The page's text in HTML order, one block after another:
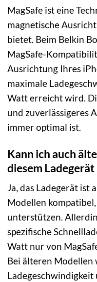
MagSafe ist eine
magnetische
bietet. Beim Belkin
MagSafe-
Ausrichtung Ihres
maximale
Watt erreicht wird.
und zuverlässigeres
immer optimal ist.
Kann ich auch
diesem
Ja, das Ladegerät ist
Modellen
unterstützen.
spezifische
Watt nur von
Bei älteren Modellen